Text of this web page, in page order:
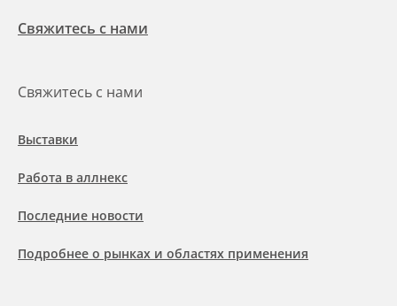
Свяжитесь с нами
Свяжитесь с нами
Выставки
Работа в аллнекс
Последние новости
Подробнее о рынках и областях применения